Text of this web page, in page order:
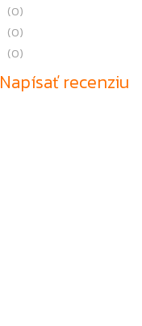
(0)
(0)
(0)
Napísať recenziu